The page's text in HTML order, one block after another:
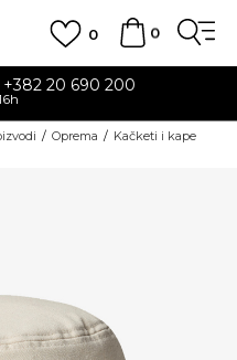
0
0
20 690 200
Oprema
Kačketi i kape